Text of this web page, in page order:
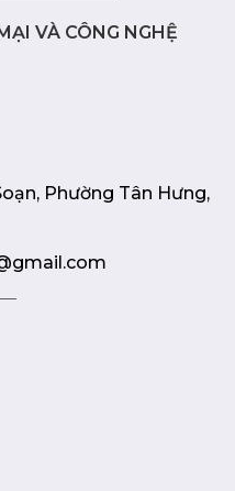
VÀ CÔNG NGHỆ
Phường Tân Hưng,